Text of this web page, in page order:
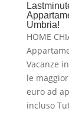
Umbria!
HOME
Vacanze
le
euro ad
incluso